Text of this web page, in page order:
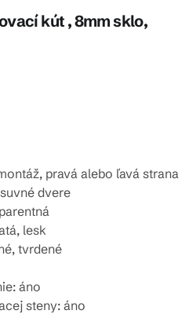
kút , 8mm sklo,
pravá alebo ľavá strana
dvere
lesk
tvrdené
áno
steny: áno